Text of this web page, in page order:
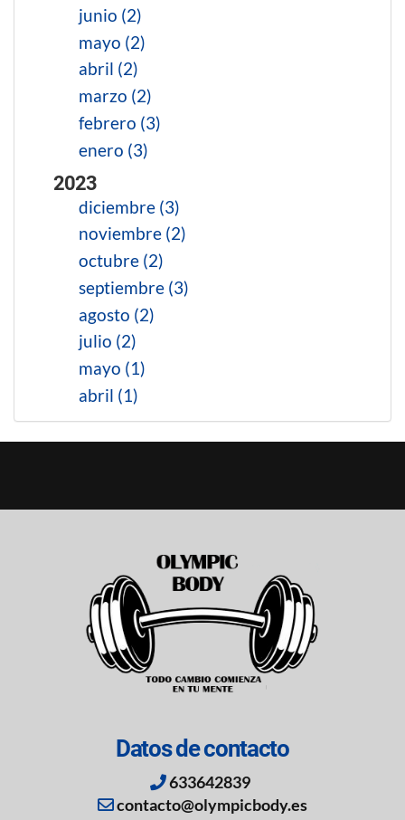
junio (2)
mayo (2)
abril (2)
marzo (2)
febrero (3)
enero (3)
2023
diciembre (3)
noviembre (2)
octubre (2)
septiembre (3)
agosto (2)
julio (2)
mayo (1)
abril (1)
Datos de contacto
633642839
contacto@olympicbody.es